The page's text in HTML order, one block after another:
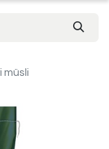
müsli